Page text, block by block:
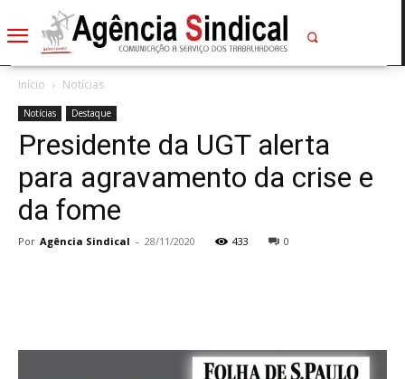
Início Notícias
Notícias Destaque
Presidente da UGT alerta
para agravamento da crise e
da fome
Por Agência Sindical - 28/11/2020 433 0